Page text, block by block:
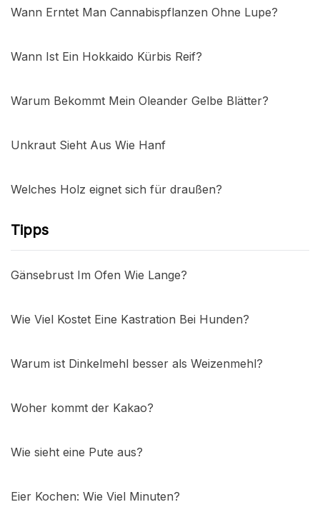
Wann Erntet Man Cannabispflanzen Ohne Lupe?
Wann Ist Ein Hokkaido Kürbis Reif?
Warum Bekommt Mein Oleander Gelbe Blätter?
Unkraut Sieht Aus Wie Hanf
Welches Holz eignet sich für draußen?
Tipps
Gänsebrust Im Ofen Wie Lange?
Wie Viel Kostet Eine Kastration Bei Hunden?
Warum ist Dinkelmehl besser als Weizenmehl?
Woher kommt der Kakao?
Wie sieht eine Pute aus?
Eier Kochen: Wie Viel Minuten?